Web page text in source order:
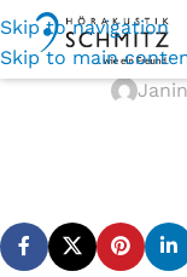
Skip to navigation
Skip to main